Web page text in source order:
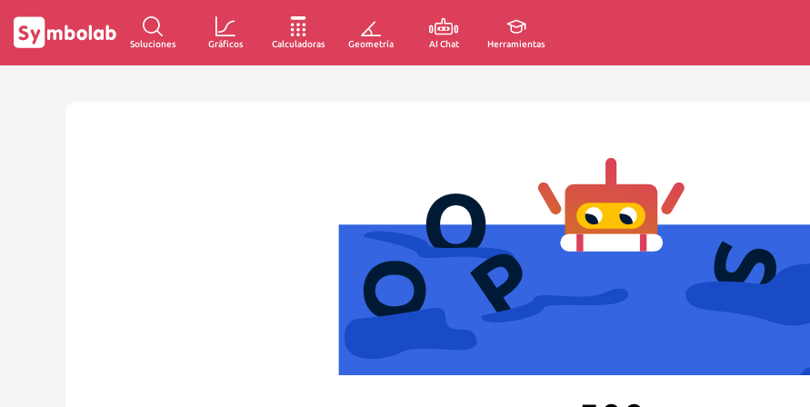
Soluciones Gráficos Calculadoras Geometría AI Chat Herramientas